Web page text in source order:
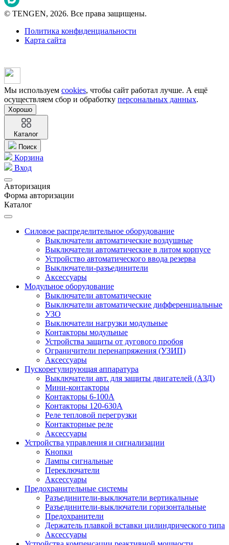
© TENGEN, 2026. Все права защищены.
Политика конфиденциальности
Карта сайта
Мы используем cookies, чтобы сайт работал лучше. А ещё
осуществляем сбор и обработку персональных данных.
Хорошо
Каталог
Поиск
Корзина
Вход
Авторизация
Форма авторизации
Каталог
Силовое распределительное оборудование
Выключатели автоматические воздушные
Выключатели автоматические в литом корпусе
Устройство автоматического ввода резерва
Выключатели-разъединители
Аксессуары
Модульное оборудование
Выключатели автоматические
Выключатели автоматические дифференциальные
УЗО
Выключатели нагрузки модульные
Контакторы модульные
Устройства защиты от дугового пробоя
Ограничители перенапряжения (УЗИП)
Аксессуары
Пускорегулирующая аппаратура
Выключатели авт. для защиты двигателей (АЗД)
Мини-контакторы
Контакторы 6-100А
Контакторы 120-630A
Реле тепловой перегрузки
Контакторные реле
Аксессуары
Устройства управления и сигнализации
Кнопки
Лампы сигнальные
Переключатели
Аксессуары
Предохранительные системы
Разъединители-выключатели вертикальные
Разъединители-выключатели горизонтальные
Предохранители
Держатель плавкой вставки цилиндрического типа
Аксессуары